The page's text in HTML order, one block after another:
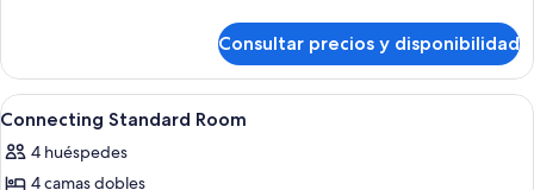
Consultar precios y disponibilidad
Abrir
todas
las
Habitación de hotel con una cama,
4
Connecting Standard Room
4 huéspedes
4 camas dobles